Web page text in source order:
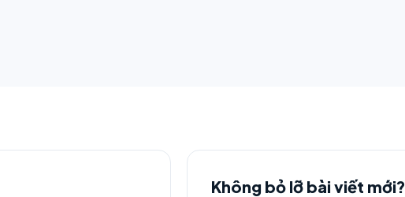
Không bỏ lỡ bài viết mới?